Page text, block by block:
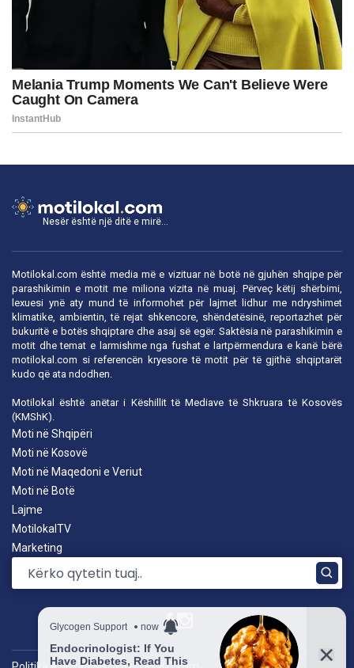
Nesër është një ditë e mirë...
Motilokal.com është media më e vizituar në botë në gjuhën shqipe për
parashikimin e motit me miliona vizita në muaj. Përveç këtij shërbimi,
lexuesi ynë aty mund të informohet për lajmet lidhur me ndryshimet
klimatike, ambientin, të rejat shkencore, shëndetësinë, reportazhet për
bukuritë e botës shqiptare dhe asaj së egër. Saktësia në parashikimin e
motit dhe temat e larmishme nga fushat e lartpërmendura e kanë bërë
motilokal.com si referencën kryesore të motit për të gjithë shqiptarët
kudo që ata ndodhen.
Motilokal është anëtar i Këshillit të Mediave të Shkruara të Kosovës
(KMShK).
Moti në Shqipëri
Moti në Kosovë
Moti në Maqedoni e Veriut
Moti në Botë
Lajme
MotilokalTV
Marketing